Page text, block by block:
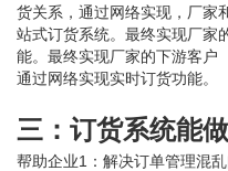
货关系，通过网络实现，厂家
站式订货系统。最终实现厂家
能。最终实现厂家的下游客户
通过网络实现实时订货功能。
三：订货系统能
帮助企业1：解决订单管理混